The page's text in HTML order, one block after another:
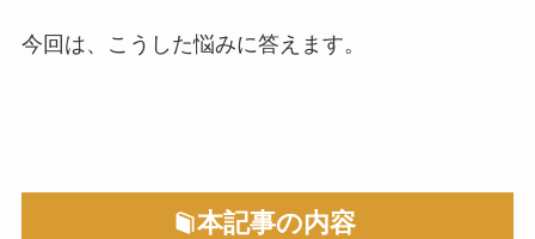
今回は、こうした悩みに答えます。
本記事の内容